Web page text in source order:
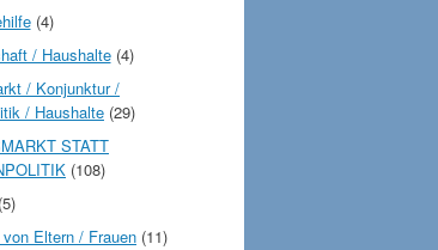
(4)
/ Haushalte(4)
/ Konjunktur /
/ Haushalte (29)
STATT
(108)
Eltern / Frauen (11)